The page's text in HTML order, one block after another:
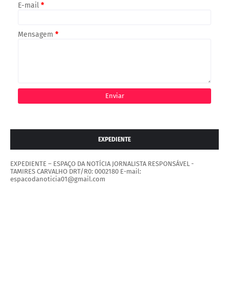
E-mail *
Mensagem *
EXPEDIENTE
EXPEDIENTE – ESPAÇO DA NOTÍCIA JORNALISTA RESPONSÁVEL -
TAMIRES CARVALHO DRT/R0: 0002180 E-mail:
espacodanoticia01@gmail.com